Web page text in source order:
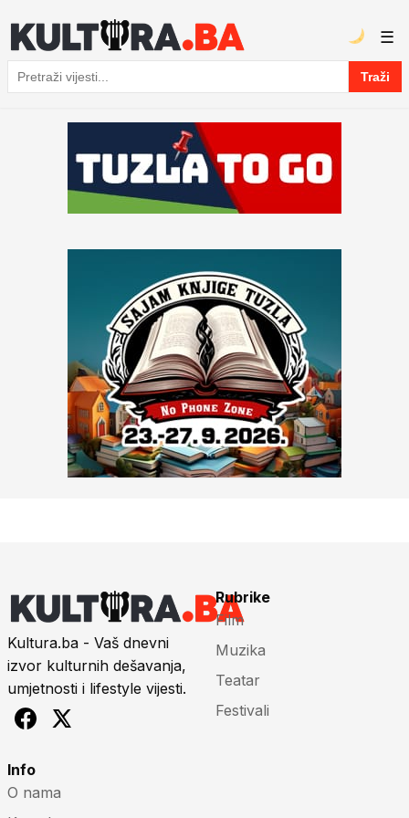
Pretraga
Traži
☰
Kultura.ba - Vaš dnevni
izvor kulturnih dešavanja,
umjetnosti i lifestyle vijesti.
Rubrike
Film
Muzika
Teatar
Festivali
Info
O nama